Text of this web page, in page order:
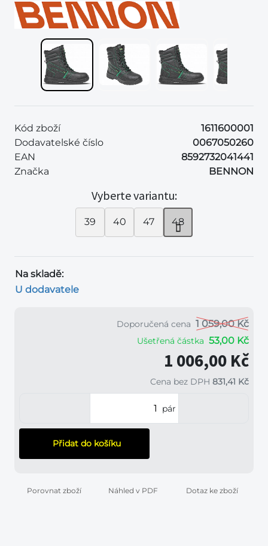
Kód zboží
1611600001
Dodavatelské číslo
0067050260
EAN
8592732041441
Značka
BENNON
Vyberte variantu:
39 40 47 48
Na skladě:
U dodavatele
Doporučená cena 1 059,00 Kč
Ušetřená částka 53,00 Kč
1 006,00 Kč
Cena bez DPH 831,41 Kč
pár
Přidat do košíku
Porovnat zboží Náhled v PDF Dotaz ke zboží